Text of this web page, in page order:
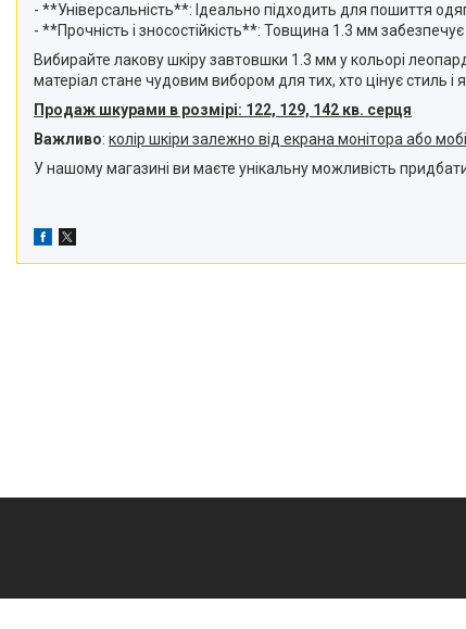
- **Універсальність**: Ідеально підходить для пошиття
- **Прочність і зносостійкість**: Товщина 1.3 мм
Вибирайте лакову шкіру завтовшки 1.3 мм у кольорі
матеріал стане чудовим вибором для тих, хто цінує стиль і
Продаж шкурами в розмірі: 122, 129, 142 кв. серця
Важливо: колір шкіри залежно від екрана монітора або
У нашому магазині ви маєте унікальну можливість